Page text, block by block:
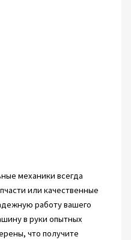
механики всегда
или качественные
работу вашего
в руки опытных
что получите